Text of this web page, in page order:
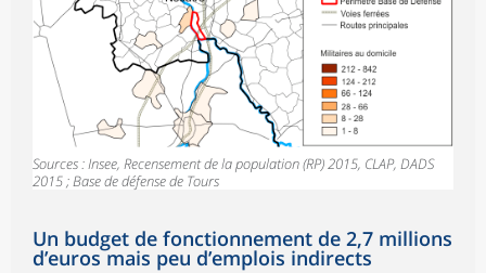
Sources : Insee, Recensement de la population (RP) 2015, CLAP, DADS
2015 ; Base de défense de Tours
Un budget de fonctionnement de 2,7 millions
d’euros mais peu d’emplois indirects